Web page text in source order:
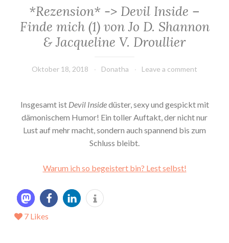
*Rezension* -> Devil Inside –
Finde mich (1) von Jo D. Shannon
& Jacqueline V. Droullier
Oktober 18, 2018 Donatha Leave a comment
Insgesamt ist Devil Insidedüster, sexy und gespickt mit
dämonischem Humor! Ein toller Auftakt, der nicht nur
Lust auf mehr macht, sondern auch spannend bis zum
Schluss bleibt.
Warum ich so begeistert bin? Lest selbst!
7 Likes